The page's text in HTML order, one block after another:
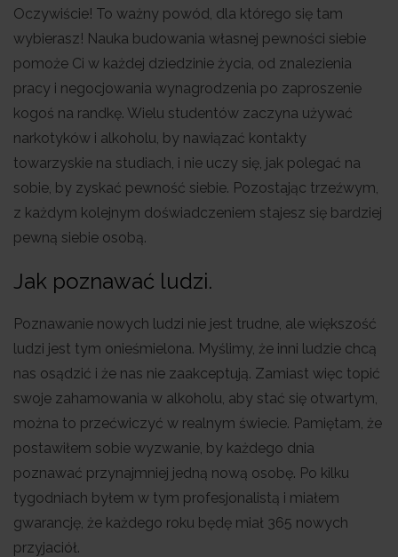
Oczywiście! To ważny powód, dla którego się tam
wybierasz! Nauka budowania własnej pewności siebie
pomoże Ci w każdej dziedzinie życia, od znalezienia
pracy i negocjowania wynagrodzenia po zaproszenie
kogoś na randkę. Wielu studentów zaczyna używać
narkotyków i alkoholu, by nawiązać kontakty
towarzyskie na studiach, i nie uczy się, jak polegać na
sobie, by zyskać pewność siebie. Pozostając trzeźwym,
z każdym kolejnym doświadczeniem stajesz się bardziej
pewną siebie osobą.
Jak poznawać ludzi.
Poznawanie nowych ludzi nie jest trudne, ale większość
ludzi jest tym onieśmielona. Myślimy, że inni ludzie chcą
nas osądzić i że nas nie zaakceptują. Zamiast więc topić
swoje zahamowania w alkoholu, aby stać się otwartym,
można to przećwiczyć w realnym świecie. Pamiętam, że
postawiłem sobie wyzwanie, by każdego dnia
poznawać przynajmniej jedną nową osobę. Po kilku
tygodniach byłem w tym profesjonalistą i miałem
gwarancję, że każdego roku będę miał 365 nowych
przyjaciół.